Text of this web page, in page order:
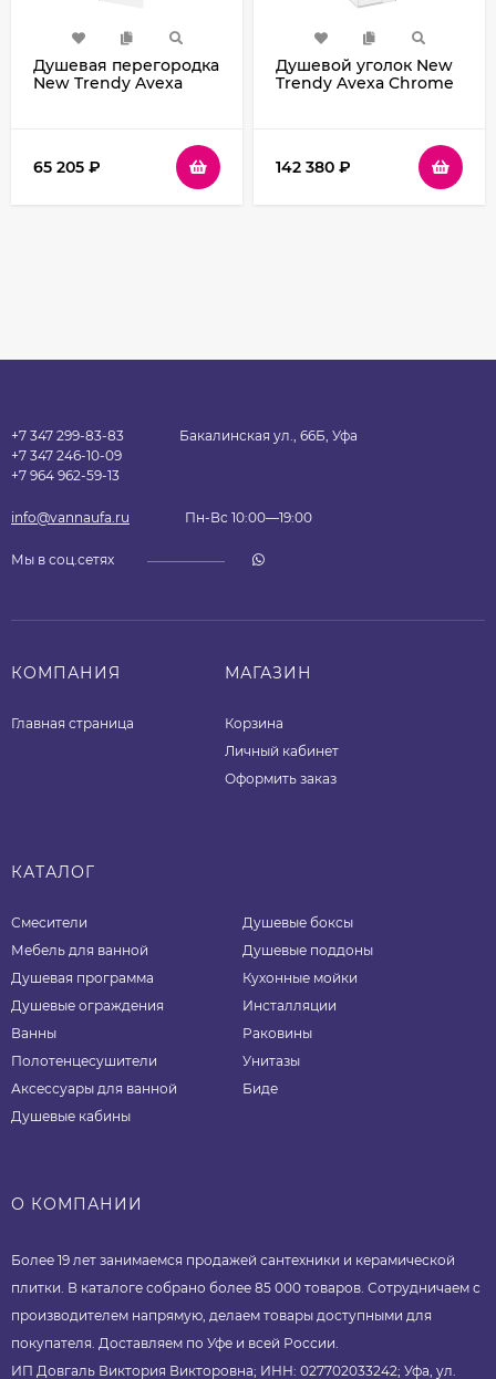
Душевая перегородка
New Trendy Avexa
65 205 ₽
Душевой уголок New
Trendy Avexa Chrome
142 380 ₽
+7 347 299-83-83
+7 347 246-10-09
+7 964 962-59-13
Бакалинская ул., 66Б, Уфа
info@vannaufa.ru Пн-Вс 10:00—19:00
Мы в соц.сетях
КОМПАНИЯ
Главная страница
МАГАЗИН
Корзина
Личный кабинет
Оформить заказ
КАТАЛОГ
Смесители
Мебель для ванной
Душевая программа
Душевые ограждения
Ванны
Полотенцесушители
Аксессуары для ванной
Душевые кабины
Душевые боксы
Душевые поддоны
Кухонные мойки
Инсталляции
Раковины
Унитазы
Биде
О КОМПАНИИ
Более 19 лет занимаемся продажей сантехники и керамической
плитки. В каталоге собрано более 85 000 товаров. Сотрудничаем с
производителем напрямую, делаем товары доступными для
покупателя. Доставляем по Уфе и всей России.
ИП Довгаль Виктория Викторовна; ИНН: 027702033242; Уфа, ул.